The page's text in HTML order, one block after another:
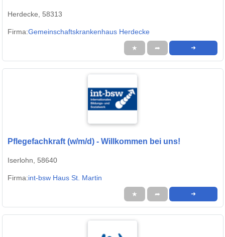
Herdecke, 58313
Firma:Gemeinschaftskrankenhaus Herdecke
★ ➦ ➜
Pflegefachkraft (w/m/d) - Willkommen bei uns!
Iserlohn, 58640
Firma:int-bsw Haus St. Martin
★ ➦ ➜